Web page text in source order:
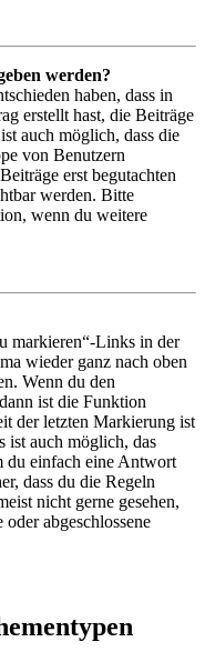
werden?
haben, dass in
erstellt hast, die Beiträge
auch möglich, dass die
von Benutzern
erst begutachten
werden. Bitte
wenn du weitere
markieren“-Links in der
wieder ganz nach oben
Wenn du den
ist die Funktion
der letzten Markierung ist
ist auch möglich, das
du einfach eine Antwort
dass du die Regeln
nicht gerne gesehen,
abgeschlossene